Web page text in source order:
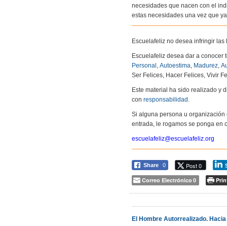
necesidades que nacen con el
estas necesidades una vez que
Escuelafeliz no desea infringir
Escuelafeliz desea dar a
Personal , Autoestima, Madurez,
Ser Felices, Hacer Felices, Vivir
Este material ha sido realizado y
con responsabilidad .
Si alguna persona u
entrada, le rogamos se ponga en
escuelafeliz@escuelafeliz.org
Share 0 Post 0
Correo Electrónico 0
El Hombre Autorrealizado.